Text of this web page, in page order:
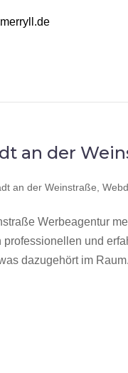
an der
an der Weinstraße ,
Werbeagentur
und
dazugehört im